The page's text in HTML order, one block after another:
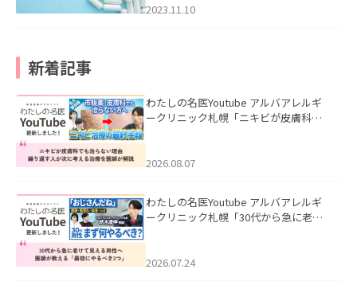
2023.11.10
新着記事
わたしの名医Youtube アルバアレルギ
ークリニック札幌「ニキビが皮膚科で
ました。
2026.08.07
わたしの名医Youtube アルバアレルギ
ークリニック札幌「30代から急に老け
た。
2026.07.24